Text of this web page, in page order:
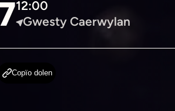
12:00
Gwesty Caerwylan
Copïo dolen